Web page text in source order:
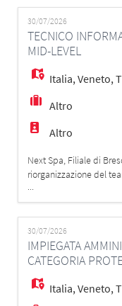
componenti Requisiti
indirizzo tecnico •
mansione di almeno 2
30/07/2026
TECNICO
MID-LEVEL
Italia,Veneto,
Altro
Altro
Next Spa, Filiale di
riorganizzazione del
Informatico Junior o
della nostra azienda.
reparto IT e
dell'infrastruttura
Cerchiamo una
...
30/07/2026
IMPIEGATA
CATEGORIA
Italia,Veneto,